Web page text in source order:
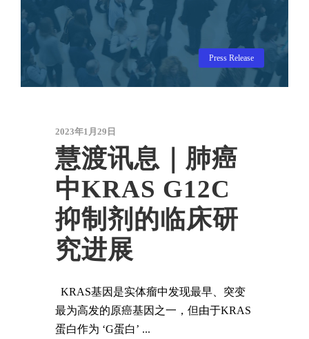
Press Release
2023年1月29日
慧渡讯息｜肺癌
中KRAS G12C
抑制剂的临床研
究进展
KRAS基因是实体瘤中发现最早、突变
最为高发的原癌基因之一，但由于KRAS
蛋白作为 ‘G蛋白’ ...